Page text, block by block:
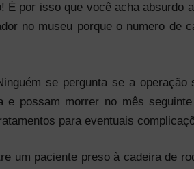
por isso que você acha absurdo
no museu porque o numero de
se pergunta se a operação
e possam morrer no mês
para eventuais
um paciente preso à cadeira de